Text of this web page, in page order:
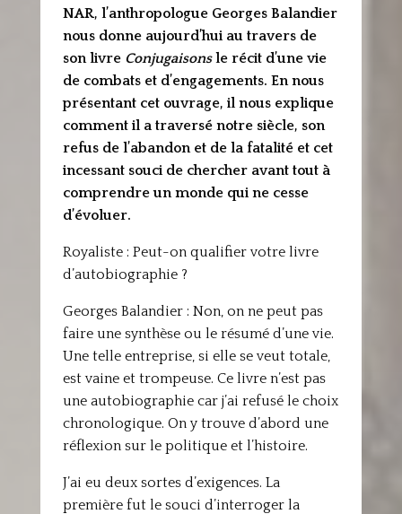
NAR, l’anthropologue Georges Balandier
nous donne aujourd’hui au travers de
son livre Conjugaisonsle récit d’une vie
de combats et d’engagements. En nous
présentant cet ouvrage, il nous explique
comment il a traversé notre siècle, son
refus de l’abandon et de la fatalité et cet
incessant souci de chercher avant tout à
comprendre un monde qui ne cesse
d’évoluer.
Royaliste : Peut-on qualifier votre livre
d’autobiographie ?
Georges Balandier : Non, on ne peut pas
faire une synthèse ou le résumé d’une vie.
Une telle entreprise, si elle se veut totale,
est vaine et trompeuse. Ce livre n’est pas
une autobiographie car j’ai refusé le choix
chronologique. On y trouve d’abord une
réflexion sur le politique et l’histoire.
J’ai eu deux sortes d’exigences. La
première fut le souci d’interroger la